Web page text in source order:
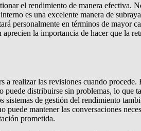
el rendimiento de manera efectiva.
es una excelente manera de
personalmente en términos de mayor
la importancia de hacer que la
realizar las revisiones cuando procede.
distribuirse sin problemas, lo que
sistemas de gestión del rendimiento
mantener las conversaciones
prometida.